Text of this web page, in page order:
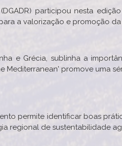
participou nesta
a valorização e promoção
e Grécia, sublinha a
Mediterranean' promove uma
permite identificar boas
regional de sustentabilidade